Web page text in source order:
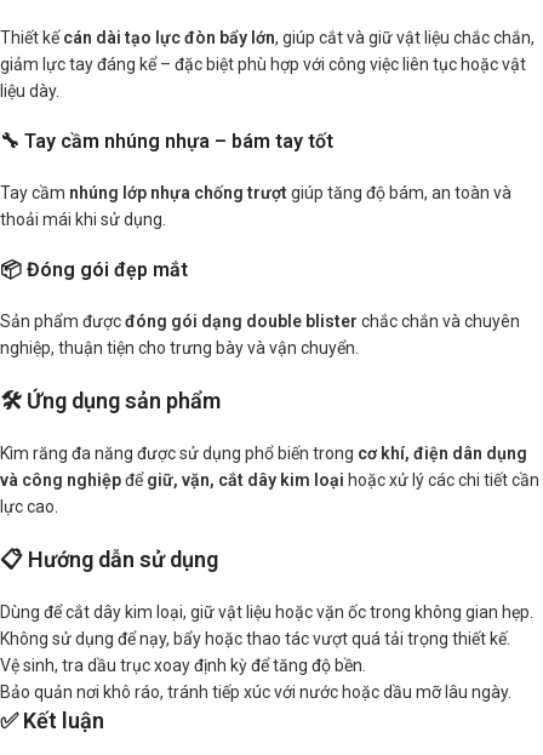
Thiết kếcán dài tạo lực đòn bẩy lớn, giúp cắt và giữ vật liệu chắc chắn,
giảm lực tay đáng kể – đặc biệt phù hợp với công việc liên tục hoặc vật
liệu dày.
🔧 Tay cầm nhúng nhựa – bám tay tốt
Tay cầm nhúng lớp nhựa chống trượtgiúp tăng độ bám, an toàn và
thoải mái khi sử dụng.
📦 Đóng gói đẹp mắt
Sản phẩm đượcđóng gói dạng double blister chắc chắn và chuyên
nghiệp, thuận tiện cho trưng bày và vận chuyển.
🛠️ Ứng dụng sản phẩm
Kìm răng đa năng được sử dụng phổ biến trong cơ khí, điện dân dụng
và công nghiệpđểgiữ, vặn, cắt dây kim loại hoặc xử lý các chi tiết cần
lực cao.
📋 Hướng dẫn sử dụng
Dùng để cắt dây kim loại, giữ vật liệu hoặc vặn ốc trong không gian hẹp.
Không sử dụng để nạy, bẩy hoặc thao tác vượt quá tải trọng thiết kế.
Vệ sinh, tra dầu trục xoay định kỳ để tăng độ bền.
Bảo quản nơi khô ráo, tránh tiếp xúc với nước hoặc dầu mỡ lâu ngày.
✅ Kết luận